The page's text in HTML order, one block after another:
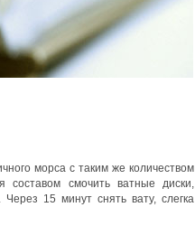
морса с таким же количеством
составом смочить ватные диски,
15 минут снять вату, слегка